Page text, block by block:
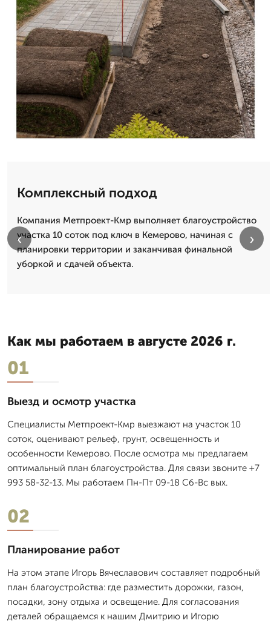
Комплексный подход
Компания Метпроект-Кмр выполняет благоустройство
участка 10 соток под ключ в Кемерово, начиная с
планировки территории и заканчивая финальной
уборкой и сдачей объекта.
‹ ›
Как мы работаем в августе 2026 г.
01
Выезд и осмотр участка
Специалисты Метпроект-Кмр выезжают на участок 10
соток, оценивают рельеф, грунт, освещенность и
особенности Кемерово. После осмотра мы предлагаем
оптимальный план благоустройства. Для связи звоните +7
993 58-32-13. Мы работаем Пн-Пт 09-18 Сб-Вс вых.
02
Планирование работ
На этом этапе Игорь Вячеславович составляет подробный
план благоустройства: где разместить дорожки, газон,
посадки, зону отдыха и освещение. Для согласования
деталей обращаемся к нашим Дмитрию и Игорю